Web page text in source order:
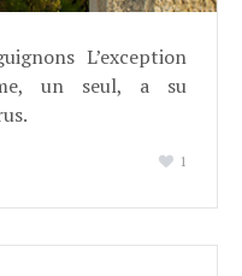
L’exception
un seul, a su
1